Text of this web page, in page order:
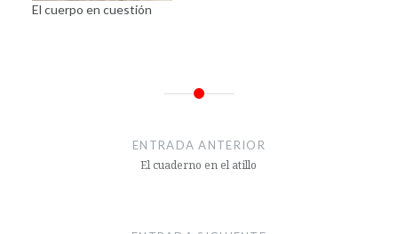
El cuerpo en cuestión
ENTRADA ANTERIOR
El cuaderno en el atillo